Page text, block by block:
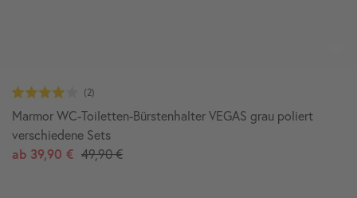
Marmor WC-Toiletten-Bürstenhalter VEGAS grau poliert
verschiedene Sets
ab 39,90 € 49,90 €